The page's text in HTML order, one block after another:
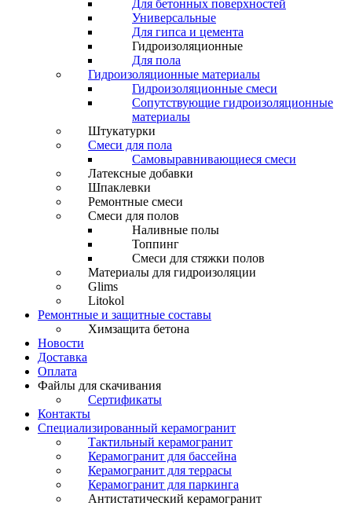
Для бетонных поверхностей
Универсальные
Для гипса и цемента
Гидроизоляционные
Для пола
Гидроизоляционные материалы
Гидроизоляционные смеси
Сопутствующие гидроизоляционные
материалы
Штукатурки
Смеси для пола
Самовыравнивающиеся смеси
Латексные добавки
Шпаклевки
Ремонтные смеси
Смеси для полов
Наливные полы
Топпинг
Смеси для стяжки полов
Материалы для гидроизоляции
Glims
Litokol
Ремонтные и защитные составы
Химзащита бетона
Новости
Доставка
Оплата
Файлы для скачивания
Сертификаты
Контакты
Специализированный керамогранит
Тактильный керамогранит
Керамогранит для бассейна
Керамогранит для террасы
Керамогранит для паркинга
Антистатический керамогранит